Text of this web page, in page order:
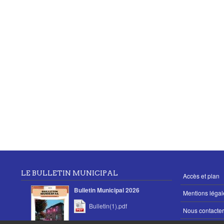
LE BULLETIN MUNICIPAL
Bulletin Municipal 2026
Bulletin(1).pdf
MENU
PIED
DE
PAGE
Accès et plan
Mentions
Nous contacter